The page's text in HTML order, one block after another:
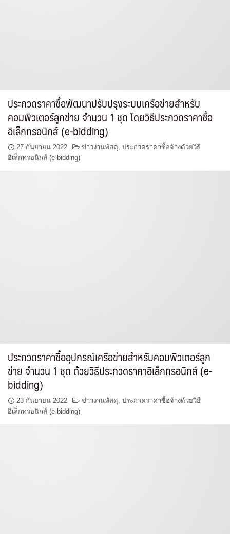
ประกวดราคาซื้อพัฒนาปรับปรุงระบบเครือข่ายสำหรับ
คอมพิวเตอร์ลูกข่าย จำนวน 1 ชุด โดยวิธีประกวดราคาซื้อ
อิเล็กทรอนิกส์ (e-bidding)
27 กันยายน 2022 ข่าวงานพัสดุ, ประกวดราคาซื้อจ้างด้วยวิธี
อิเล็กทรอนิกส์ (e-bidding)
ประกวดราคาซื้ออุปกรณ์เครือข่ายสำหรับคอมพิวเตอร์ลูก
ข่าย จำนวน 1 ชุด ด้วยวิธีประกวดราคาอิเล็กทรอนิกส์ (e-
bidding)
23 กันยายน 2022 ข่าวงานพัสดุ, ประกวดราคาซื้อจ้างด้วยวิธี
อิเล็กทรอนิกส์ (e-bidding)